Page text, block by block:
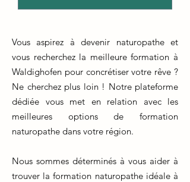
Vous aspirez à devenir naturopathe et
vous recherchez la meilleure formation à
Waldighofen pour concrétiser votre rêve ?
Ne cherchez plus loin ! Notre plateforme
dédiée vous met en relation avec les
meilleures options de formation
naturopathe dans votre région.
Nous sommes déterminés à vous aider à
trouver la formation naturopathe idéale à